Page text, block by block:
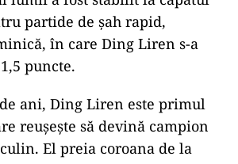
partide de şah rapid,
în care Ding Liren s-a
puncte.
ani, Ding Liren este primul
reuşeşte să devină campion
El preia coroana de la